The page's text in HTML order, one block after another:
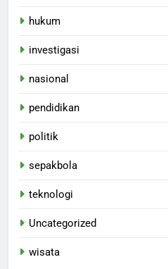
hukum
investigasi
nasional
pendidikan
politik
sepakbola
teknologi
Uncategorized
wisata